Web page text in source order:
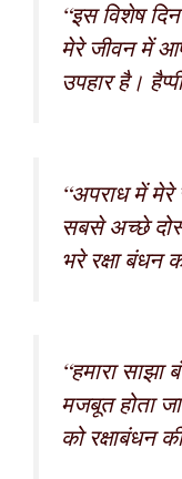
“इस विशेष
मेरे जीवन में
उपहार है।
“अपराध में मेरे
सबसे अच्छे
भरे रक्षा बंधन
“हमारा
मजबूत होता
को रक्षाबंधन